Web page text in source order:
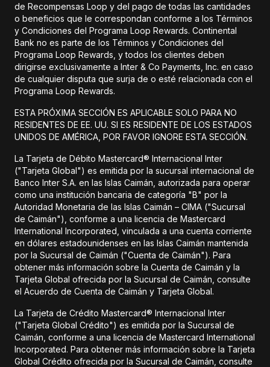
de Recompensas Loop y del pago de todas las cantidades
o beneficios que le correspondan conforme a los Términos
y Condiciones del Programa Loop Rewards. Continental
Bank no es parte de los Términos y Condiciones del
Programa Loop Rewards, y todos los clientes deben
dirigirse exclusivamente a Inter & Co Payments, Inc. en caso
de cualquier disputa que surja de o esté relacionada con el
Programa Loop Rewards.
ESTA PRÓXIMA SECCIÓN ES APLICABLE SOLO PARA NO
RESIDENTES DE EE. UU. SI ES RESIDENTE DE LOS ESTADOS
UNIDOS DE AMÉRICA, POR FAVOR IGNORE ESTA SECCIÓN.
La Tarjeta de Débito Mastercard® Internacional Inter
("Tarjeta Global") es emitida por la sucursal internacional de
Banco Inter S.A. en las Islas Caimán, autorizada para operar
como una institución bancaria de categoría "B" por la
Autoridad Monetaria de las Islas Caimán – CIMA ("Sucursal
de Caimán"), conforme a una licencia de Mastercard
International Incorporated, vinculada a una cuenta corriente
en dólares estadounidenses en las Islas Caimán mantenida
por la Sucursal de Caimán ("Cuenta de Caimán"). Para
obtener más información sobre la Cuenta de Caimán y la
Tarjeta Global ofrecida por la Sucursal de Caimán, consulte
el Acuerdo de Cuenta de Caimán y Tarjeta Global.
La Tarjeta de Crédito Mastercard® Internacional Inter
("Tarjeta Global Crédito") es emitida por la Sucursal de
Caimán, conforme a una licencia de Mastercard International
Incorporated. Para obtener más información sobre la Tarjeta
Global Crédito ofrecida por la Sucursal de Caimán, consulte